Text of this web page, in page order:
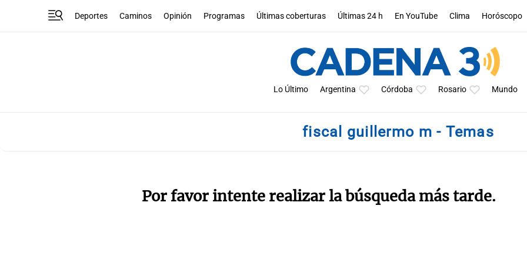
Deportes Caminos Opinión Programas Últimas coberturas Últimas 24 h En YouTube Clima Horóscopo
Lo Último Argentina Córdoba Rosario Mundo
fiscal guillermo m - Temas
Por favor intente realizar la búsqueda más tarde.